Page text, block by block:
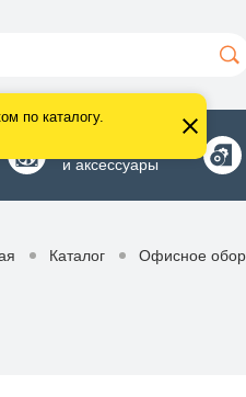
по каталогу.
и аксессуары
Каталог Офисное